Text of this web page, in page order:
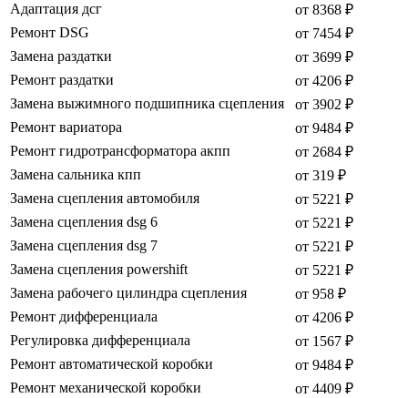
Адаптация дсг
от 8368 ₽
Ремонт DSG
от 7454 ₽
Замена раздатки
от 3699 ₽
Ремонт раздатки
от 4206 ₽
Замена выжимного подшипника сцепления
от 3902 ₽
Ремонт вариатора
от 9484 ₽
Ремонт гидротрансформатора акпп
от 2684 ₽
Замена сальника кпп
от 319 ₽
Замена сцепления автомобиля
от 5221 ₽
Замена сцепления dsg 6
от 5221 ₽
Замена сцепления dsg 7
от 5221 ₽
Замена сцепления powershift
от 5221 ₽
Замена рабочего цилиндра сцепления
от 958 ₽
Ремонт дифференциала
от 4206 ₽
Регулировка дифференциала
от 1567 ₽
Ремонт автоматической коробки
от 9484 ₽
Ремонт механической коробки
от 4409 ₽